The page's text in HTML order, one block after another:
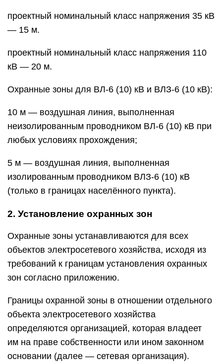
проектный номинальный класс напряжения 35 кВ
— 15 м.
проектный номинальный класс напряжения 110
кВ — 20 м.
Охранные зоны для ВЛ-6 (10) кВ и ВЛЗ-6 (10 кВ):
10 м — воздушная линия, выполненная
неизолированным проводником ВЛ-6 (10) кВ при
любых условиях прохождения;
5 м — воздушная линия, выполненная
изолированным проводником ВЛЗ-6 (10) кВ
(только в границах населённого пункта).
2. Установление охранных зон
Охранные зоны устанавливаются для всех
объектов электросетевого хозяйства, исходя из
требований к границам установления охранных
зон согласно приложению.
Границы охранной зоны в отношении отдельного
объекта электросетевого хозяйства
определяются организацией, которая владеет
им на праве собственности или ином законном
основании (далее — сетевая организация).